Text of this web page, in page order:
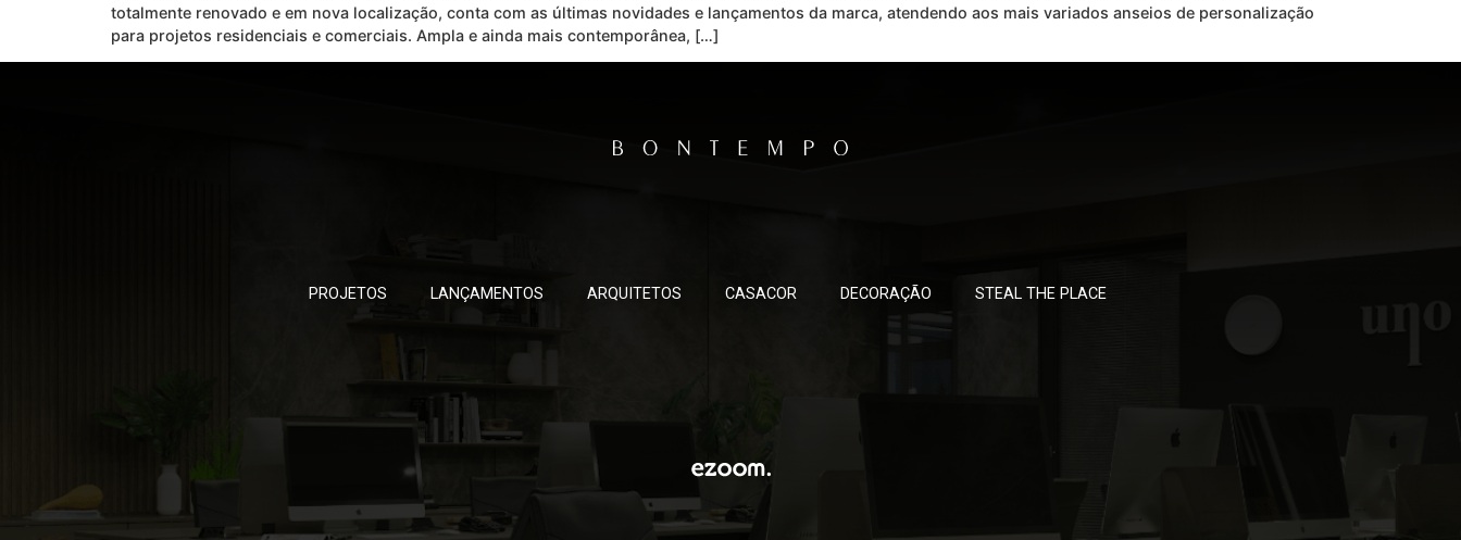
totalmente renovado e em nova localização, conta com as últimas novidades e lançamentos da marca, atendendo aos mais variados anseios de personalização
para projetos residenciais e comerciais. Ampla e ainda mais contemporânea, […]
PROJETOS LANÇAMENTOS ARQUITETOS CASACOR DECORAÇÃO STEAL THE PLACE